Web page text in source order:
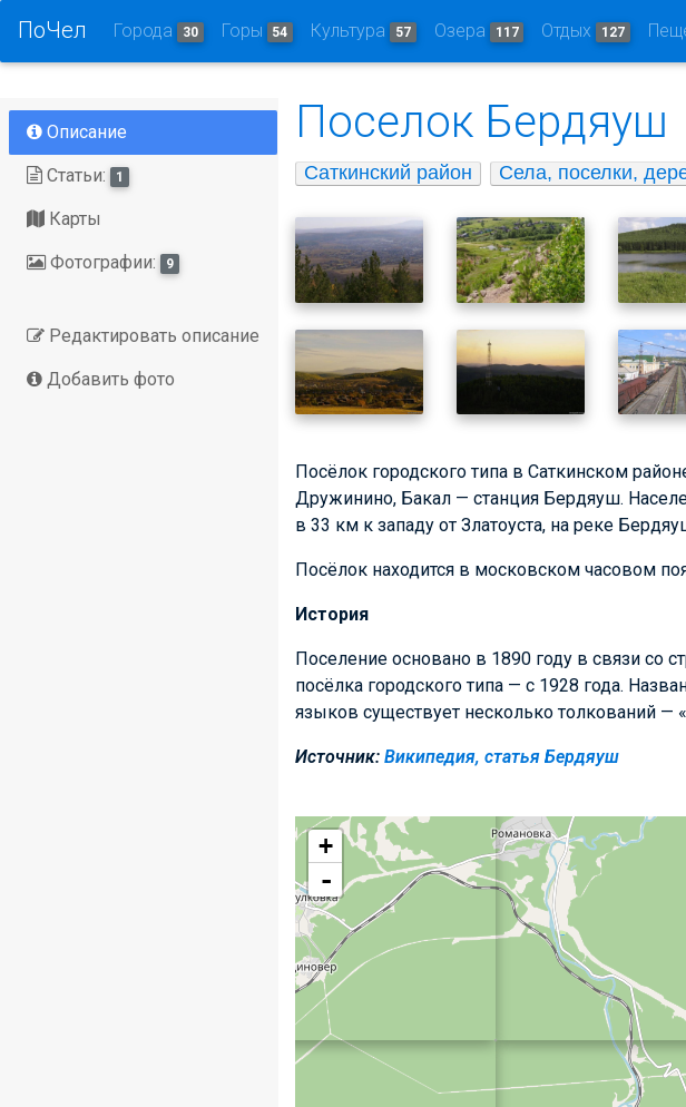
ПоЧел Города 30 Горы 54 Культура 57 Озера 117 Отдых 127
Описание
Статьи: 1
Карты
Фотографии: 9
Редактировать описание
Добавить фото
Поселок Бердяуш
Саткинский район Села, поселки,
Посёлок городского типа в Саткинском
Дружинино, Бакал — станция Бердяуш.
в 33 км к западу от Златоуста, на реке
Посёлок находится в московском часовом
История
Поселение основано в 1890 году в связи со
посёлка городского типа — с 1928 года.
языков существует несколько толкований —
Источник: Википедия, статья Бердяуш
+
-